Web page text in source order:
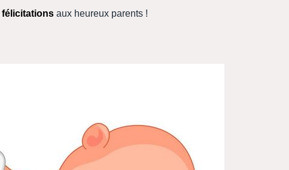
félicitationsaux heureux parents !